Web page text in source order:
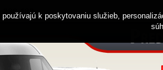
238 482 k poskytovaniu služieb,